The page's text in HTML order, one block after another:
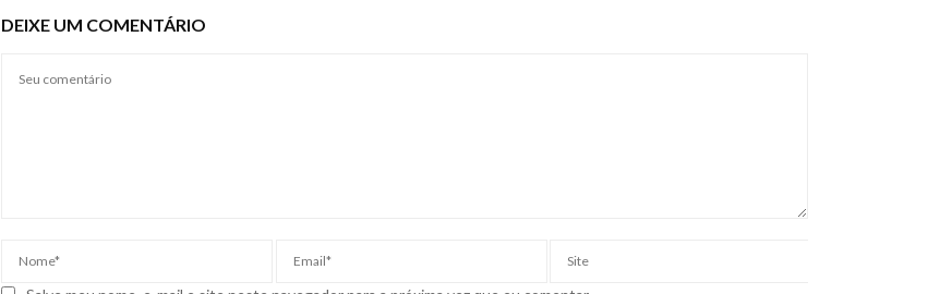
DEIXE UM COMENTÁRIO